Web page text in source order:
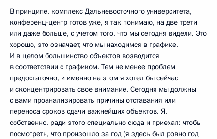
В принципе, комплекс Дальневосточного университета,
конференц-центр готов уже, я так понимаю, на две трети
или даже больше, с учётом того, что мы сегодня видели. Это
хорошо, это означает, что мы находимся в графике.
И в целом большинство объектов возводится
в соответствии с графиком. Тем не менее проблем
предостаточно, и именно на этом я хотел бы сейчас
и сконцентрировать свое внимание. Сегодня мы должны
с вами проанализировать причины отставания или
переноса сроков сдачи важнейших объектов. Я,
собственно, ради этого специально сюда и приехал: чтобы
посмотреть, что произошло за год (я здесь был ровно год